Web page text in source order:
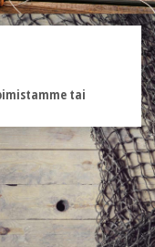
tai